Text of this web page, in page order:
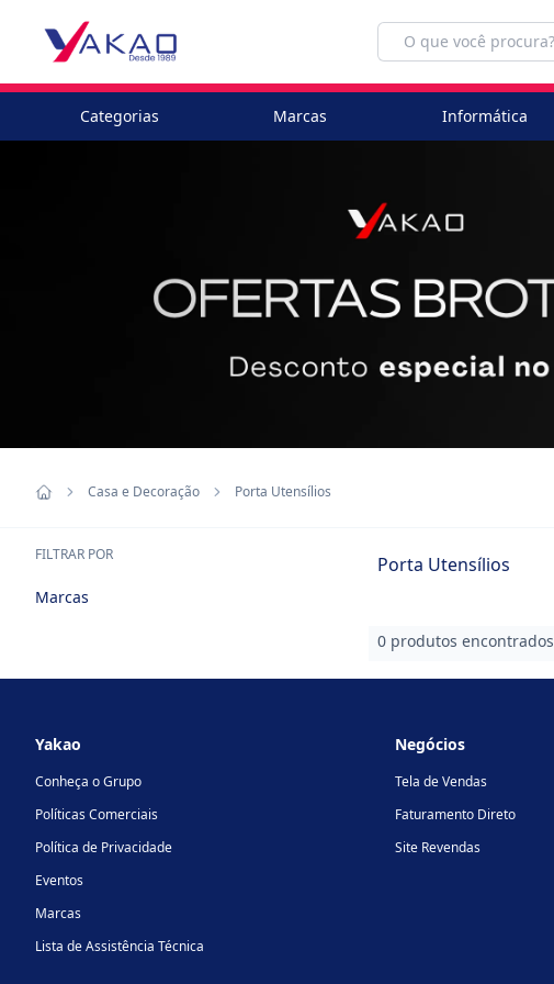
Categorias Marcas Informática
Casa e Decoração Porta Utensílios
FILTRAR POR Porta Utensílios
Marcas
0 produtos encontrados
Yakao
Conheça o Grupo
Políticas Comerciais
Política de Privacidade
Eventos
Marcas
Lista de Assistência Técnica
Negócios
Tela de Vendas
Faturamento Direto
Site Revendas